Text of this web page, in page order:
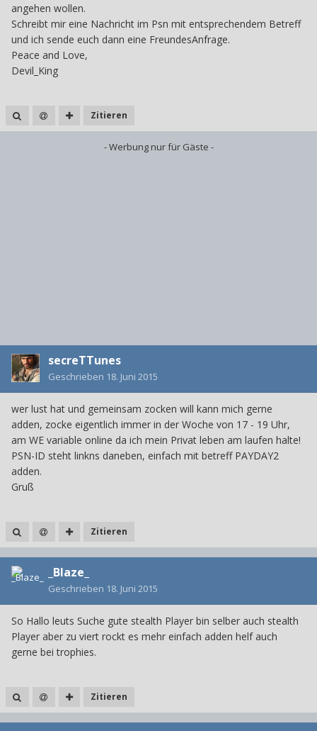
angehen wollen.
Schreibt mir eine Nachricht im Psn mit entsprechendem Betreff
und ich sende euch dann eine FreundesAnfrage.
Peace and Love,
Devil_King
Zitieren
- Werbung nur für Gäste -
secreTTunes
Geschrieben 18. Juni 2015
wer lust hat und gemeinsam zocken will kann mich gerne
adden, zocke eigentlich immer in der Woche von 17 - 19 Uhr,
am WE variable online da ich mein Privat leben am laufen halte!
PSN-ID steht linkns daneben, einfach mit betreff PAYDAY2
adden.
Gruß
Zitieren
_Blaze_
Geschrieben 18. Juni 2015
So Hallo leuts Suche gute stealth Player bin selber auch stealth
Player aber zu viert rockt es mehr einfach adden helf auch
gerne bei trophies.
Zitieren